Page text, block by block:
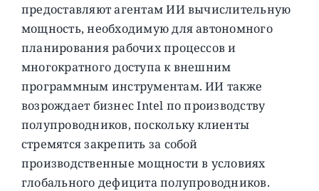
предоставляют агентам ИИ вычислительную
мощность, необходимую для автономного
планирования рабочих процессов и
многократного доступа к внешним
программным инструментам. ИИ также
возрождает бизнес Intel по производству
полупроводников, поскольку клиенты
стремятся закрепить за собой
производственные мощности в условиях
глобального дефицита полупроводников.